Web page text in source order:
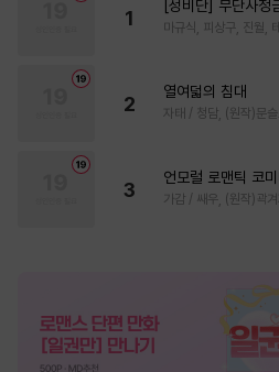
1
[성비단] 무단사정
마규식, 피상구, 진월,
2
열여덟의 침대
자태 / 청담, (원작)문
3
언모럴 로맨틱 코미
가감 / 쌔우, (원작)곽겨